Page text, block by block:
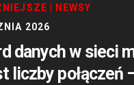
NEWSY
2026
danych w sieci
liczby połączeń